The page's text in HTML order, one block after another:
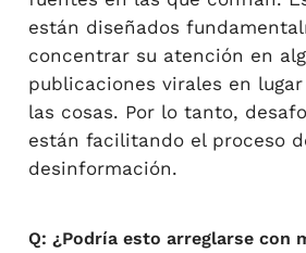
están diseñados
concentrar su atención en
publicaciones virales en
las cosas. Por lo tanto,
están facilitando el proceso
desinformación.
Q: ¿Podría esto arreglarse con